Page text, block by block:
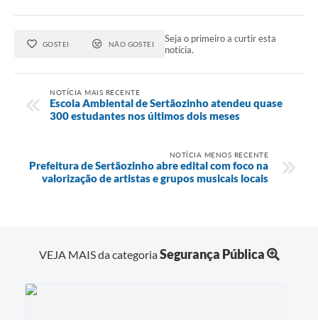
GOSTEI NÃO GOSTEI
Seja o primeiro a curtir esta
notícia.
NOTÍCIA MAIS RECENTE
Escola Ambiental de Sertãozinho atendeu quase
300 estudantes nos últimos dois meses
NOTÍCIA MENOS RECENTE
Prefeitura de Sertãozinho abre edital com foco na
valorização de artistas e grupos musicais locais
VEJA MAIS da categoriaSegurança Pública